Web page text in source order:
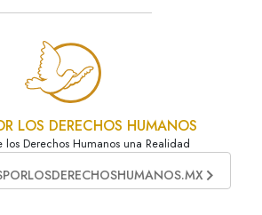
LOS DERECHOS HUMANOS
Derechos Humanos una Realidad